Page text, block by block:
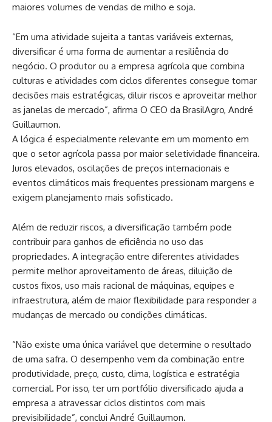
maiores volumes de vendas de milho e soja.
“Em uma atividade sujeita a tantas variáveis externas,
diversificar é uma forma de aumentar a resiliência do
negócio. O produtor ou a empresa agrícola que combina
culturas e atividades com ciclos diferentes consegue tomar
decisões mais estratégicas, diluir riscos e aproveitar melhor
as janelas de mercado”, afirma O CEO da BrasilAgro, André
Guillaumon.
A lógica é especialmente relevante em um momento em
que o setor agrícola passa por maior seletividade financeira.
Juros elevados, oscilações de preços internacionais e
eventos climáticos mais frequentes pressionam margens e
exigem planejamento mais sofisticado.
Além de reduzir riscos, a diversificação também pode
contribuir para ganhos de eficiência no uso das
propriedades. A integração entre diferentes atividades
permite melhor aproveitamento de áreas, diluição de
custos fixos, uso mais racional de máquinas, equipes e
infraestrutura, além de maior flexibilidade para responder a
mudanças de mercado ou condições climáticas.
“Não existe uma única variável que determine o resultado
de uma safra. O desempenho vem da combinação entre
produtividade, preço, custo, clima, logística e estratégia
comercial. Por isso, ter um portfólio diversificado ajuda a
empresa a atravessar ciclos distintos com mais
previsibilidade”, conclui André Guillaumon.